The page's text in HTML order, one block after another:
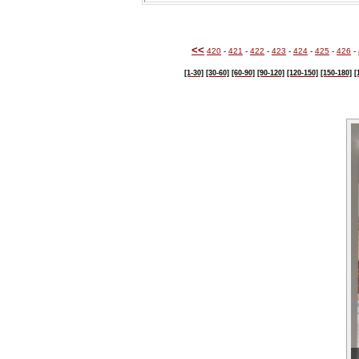
<< 420 - 421 - 422 - 423 - 424 - 425 - 426 -
[1-30] [30-60] [60-90] [90-120] [120-150] [150-180]